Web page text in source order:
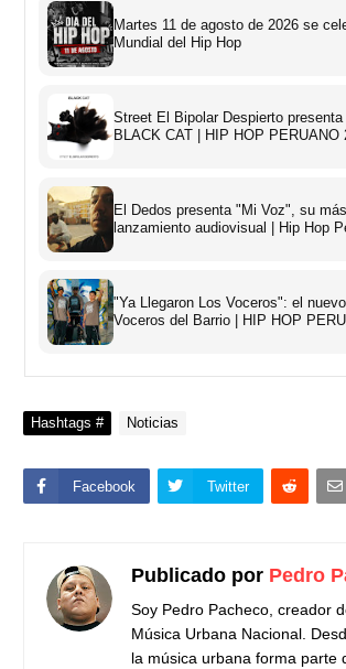
Martes 11 de agosto de 2026 se
Mundial del Hip Hop
Street El Bipolar Despierto
BLACK CAT | HIP HOP PERUANO
El Dedos presenta "Mi Voz", su
lanzamiento audiovisual | Hip Hop
"Ya Llegaron Los Voceros": el
Voceros del Barrio | HIP HOP
Hashtags # Noticias
Facebook Twitter
Publicado por Pedro
Soy Pedro Pacheco, creador
Música Urbana Nacional.
la música urbana forma parte